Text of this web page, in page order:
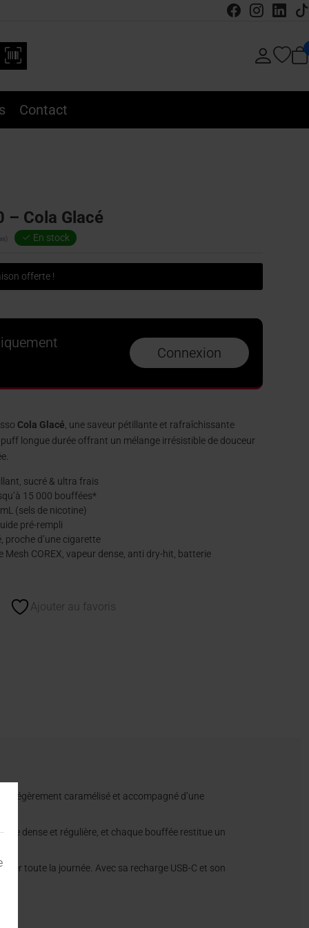
Contact
– Cola Glacé
En stock
offerte !
Connexion
Cola Glacé, une saveur pétillante et rafraîchissante
puff longue durée offrant un mélange irrésistible de douceur
sucré & ultra frais
15 000 bouffées*
(sels de nicotine)
pré-rempli
proche d’une cigarette
Mesh COREX, vapeur dense, anti dry-hit, batterie
Ajouter au favoris
légèrement caramélisé et accompagné d’une
dense et régulière, et chaque bouffée restitue un
toute la journée. Avec sa recharge USB-C et son